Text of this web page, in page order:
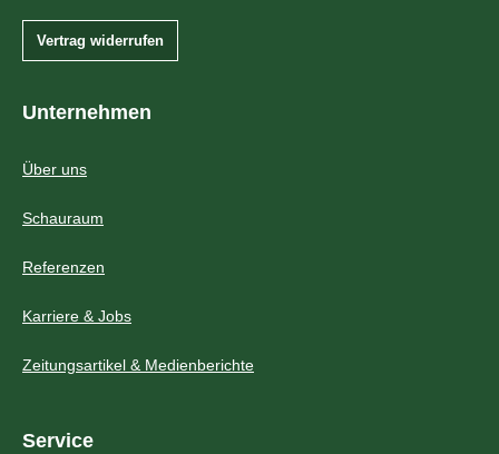
Vertrag widerrufen
Unternehmen
Über uns
Schauraum
Referenzen
Karriere & Jobs
Zeitungsartikel & Medienberichte
Service